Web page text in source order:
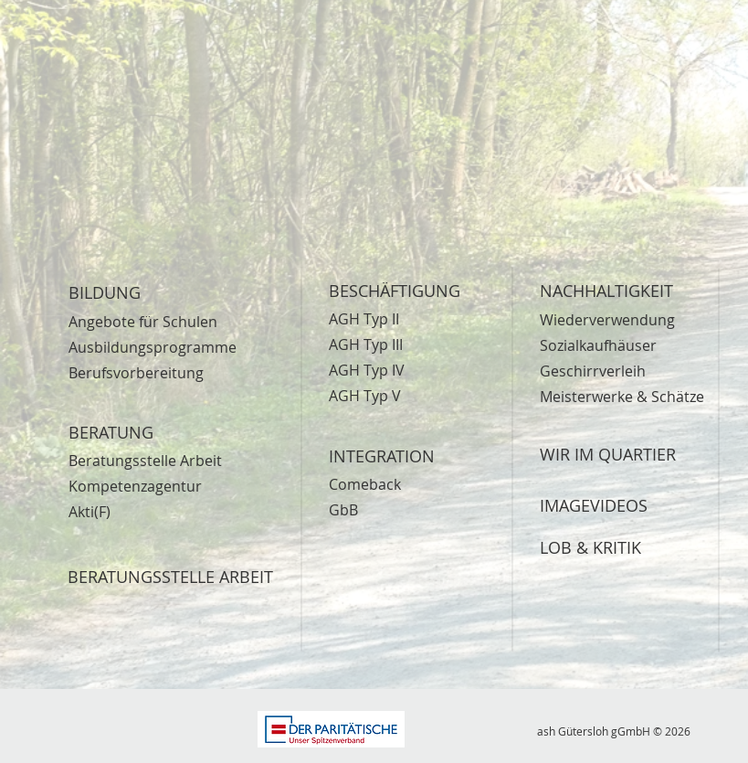
BILDUNG
Angebote für Schulen
Ausbildungsprogramme
Berufsvorbereitung
BERATUNG
Beratungsstelle Arbeit
Kompetenzagentur
Akti(F)
BERATUNGSSTELLE ARBEIT
BESCHÄFTIGUNG
AGH Typ II
AGH Typ III
AGH Typ IV
AGH Typ V
INTEGRATION
Comeback
GbB
NACHHALTIGKEIT
Wiederverwendung
Sozialkaufhäuser
Geschirrverleih
Meisterwerke & Schätze
WIR IM QUARTIER
IMAGEVIDEOS
LOB & KRITIK
ash Gütersloh gGmbH © 2026